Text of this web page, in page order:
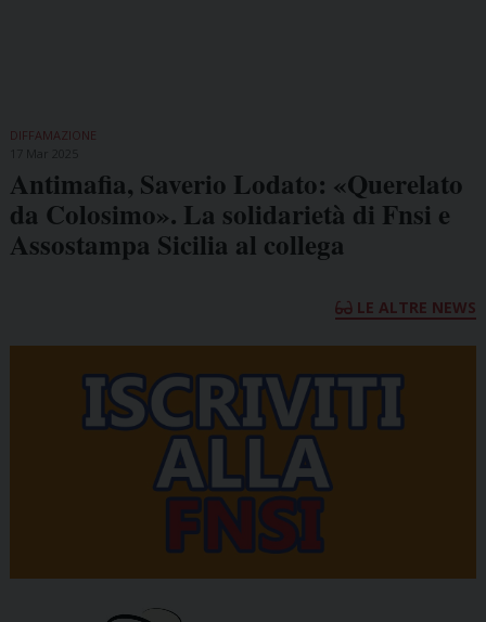
DIFFAMAZIONE
Antimafia, Saverio Lodato: «Querelato
da Colosimo». La solidarietà di Fnsi e
Assostampa Sicilia al collega
LE ALTRE NEWS